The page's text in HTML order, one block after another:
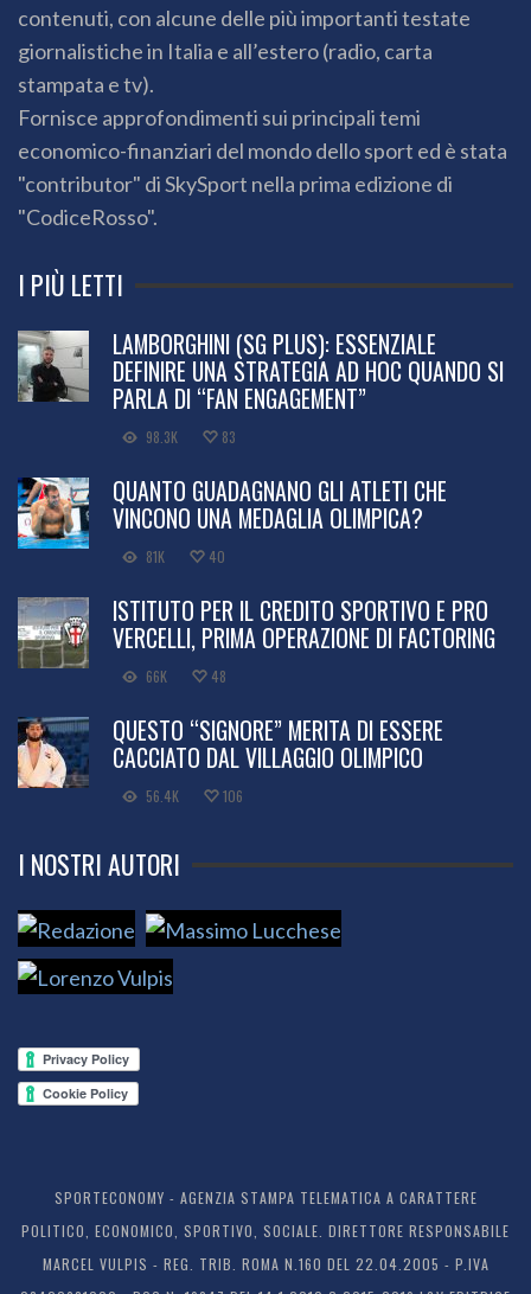
contenuti, con alcune delle più importanti testate
giornalistiche in Italia e all’estero (radio, carta
stampata e tv).
Fornisce approfondimenti sui principali temi
economico-finanziari del mondo dello sport ed è stata
"contributor" di SkySport nella prima edizione di
"CodiceRosso".
I PIÙ LETTI
LAMBORGHINI (SG PLUS): ESSENZIALE
DEFINIRE UNA STRATEGIA AD HOC QUANDO SI
PARLA DI “FAN ENGAGEMENT”
98.3K 83
QUANTO GUADAGNANO GLI ATLETI CHE
VINCONO UNA MEDAGLIA OLIMPICA?
81K 40
ISTITUTO PER IL CREDITO SPORTIVO E PRO
VERCELLI, PRIMA OPERAZIONE DI FACTORING
66K 48
QUESTO “SIGNORE” MERITA DI ESSERE
CACCIATO DAL VILLAGGIO OLIMPICO
56.4K 106
I NOSTRI AUTORI
SPORTECONOMY - AGENZIA STAMPA TELEMATICA A CARATTERE
POLITICO, ECONOMICO, SPORTIVO, SOCIALE. DIRETTORE RESPONSABILE
MARCEL VULPIS - REG. TRIB. ROMA N.160 DEL 22.04.2005 - P.IVA